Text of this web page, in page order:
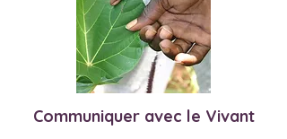
Communiquer avec le Vivant